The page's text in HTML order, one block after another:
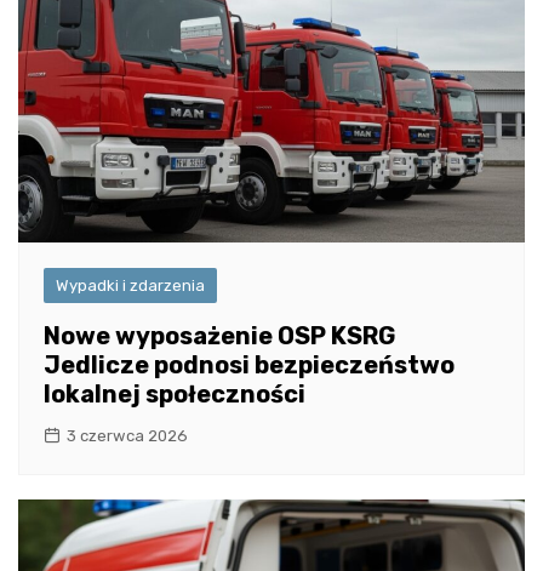
Wypadki i zdarzenia
Nowe wyposażenie OSP KSRG
Jedlicze podnosi bezpieczeństwo
lokalnej społeczności
3 czerwca 2026